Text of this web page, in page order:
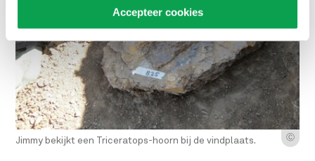
Accepteer cookies
Ⓒ
Jimmy bekijkt een Triceratops-hoorn bij de vindplaats.